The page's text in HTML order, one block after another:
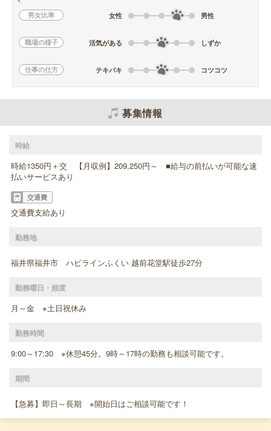
男女比率 女性 男性
職場の様子 活気がある しずか
仕事の仕方 テキパキ コツコツ
募集情報
時給
時給1350円＋交 【月収例】209,250円～ ■給与の前払いが可能な速
払いサービスあり
交通費
交通費支給あり
勤務地
福井県福井市 ハピラインふくい 越前花堂駅徒歩27分
勤務曜日・頻度
月～金 ※土日祝休み
勤務時間
9:00～17:30 ※休憩45分。9時～17時の勤務も相談可能です。
期間
【急募】即日～長期 ※開始日はご相談可能です！